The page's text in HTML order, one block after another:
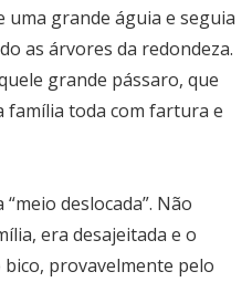
grande águia e seguia
as árvores da redondeza.
grande pássaro, que
família toda com fartura e
deslocada”. Não
era desajeitada e o
provavelmente pelo